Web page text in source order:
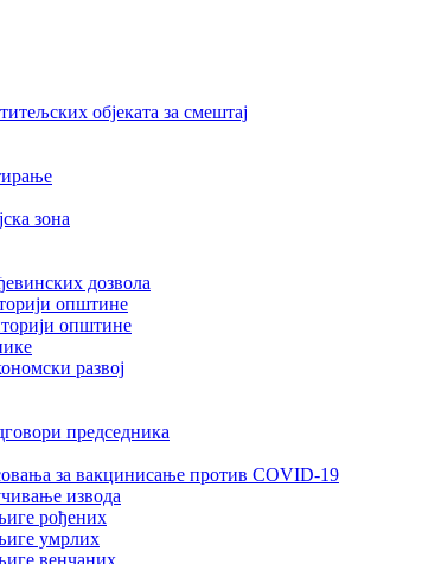
објеката за смештај
зона
дозвола
општине
општине
развој
председника
за вакцинисање против COVID-19
извода
рођених
умрлих
венчаних